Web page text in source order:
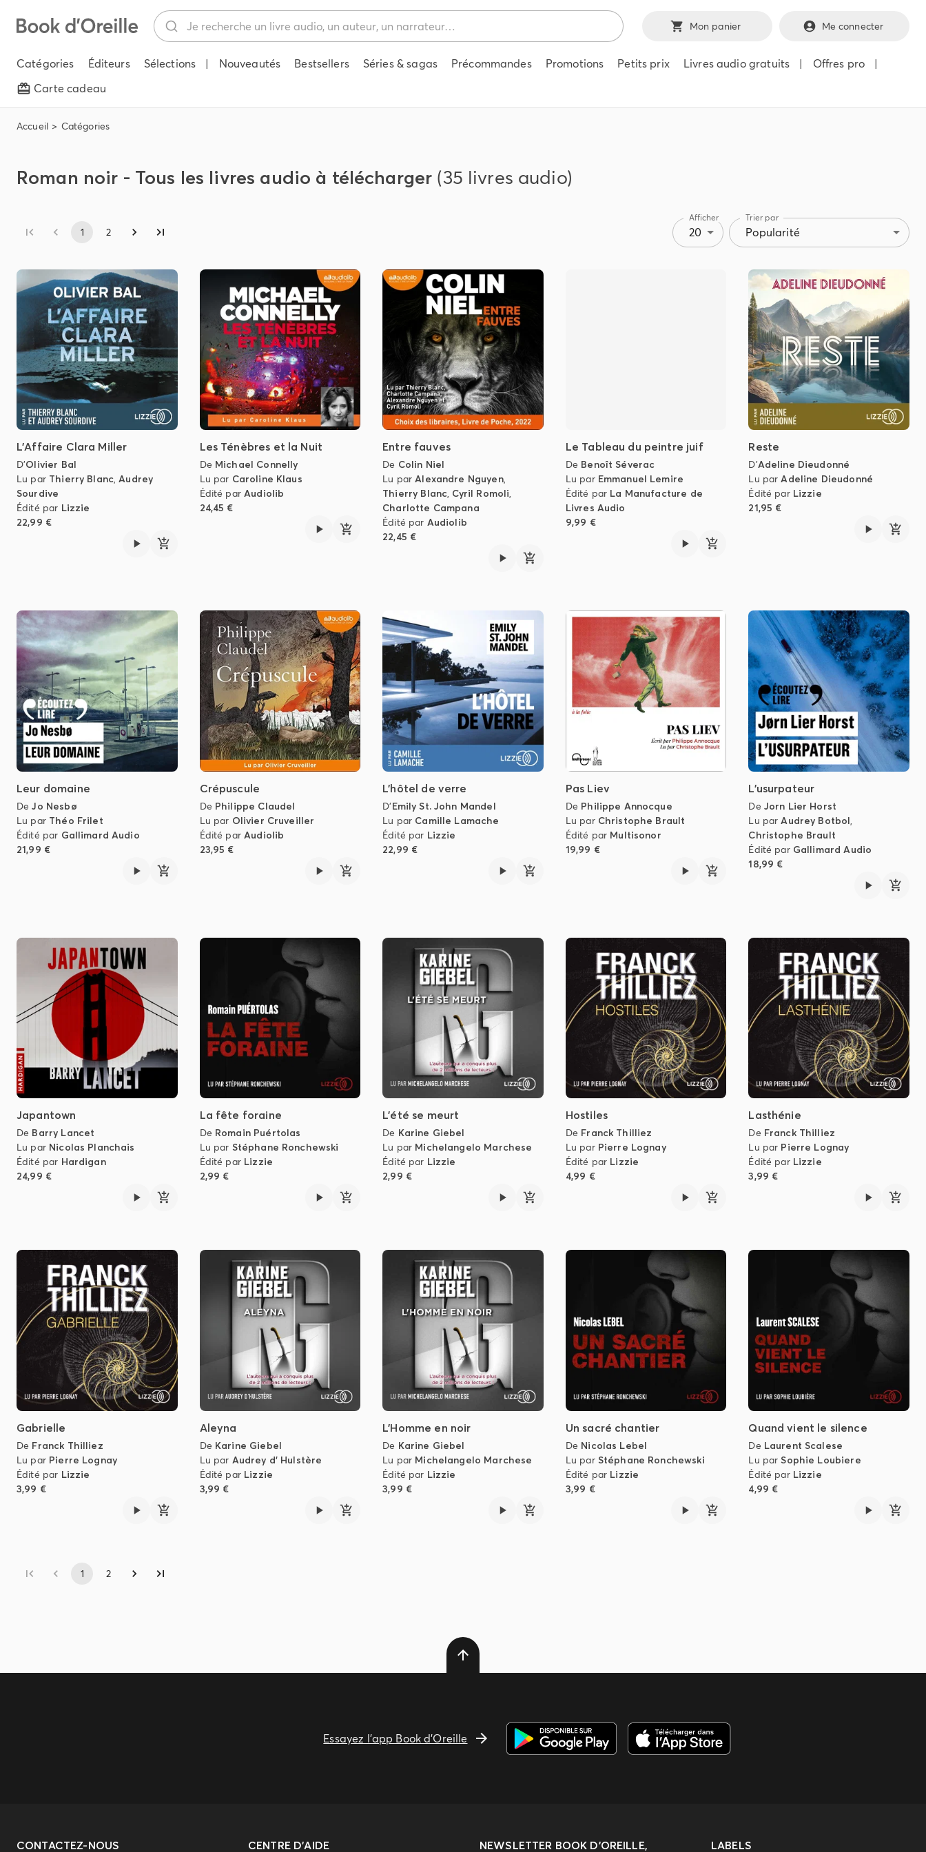
Mon panier Me connecter
Catégories Éditeurs Sélections | Nouveautés Bestsellers Séries & sagas Précommandes Promotions Petits prix Livres audio gratuits | Offres pro
|
Carte cadeau
Accueil Catégories
Roman noir - Tous les livres audio à télécharger (35 livres audio)
1 2
Afficher
20
Trier par
Popularité
L'Affaire Clara Miller
D'Olivier Bal
Lu par Thierry Blanc,Audrey
Sourdive
Édité par Lizzie
22,99 €
Les Ténèbres et la Nuit
De Michael Connelly
Lu par Caroline Klaus
Édité parAudiolib
24,45 €
Entre fauves
De Colin Niel
Lu parAlexandre Nguyen,
Thierry Blanc, Cyril Romoli,
Charlotte Campana
Édité par Audiolib
22,45 €
Le Tableau du peintre juif
De Benoît Séverac
Lu par Emmanuel Lemire
Édité par La Manufacture de
Livres Audio
9,99 €
Reste
D'Adeline Dieudonné
Lu parAdeline Dieudonné
Édité par Lizzie
21,95 €
Leur domaine
DeJo Nesbø
Lu par Théo Frilet
Édité par Gallimard Audio
21,99 €
Crépuscule
De Philippe Claudel
Lu par Olivier Cruveiller
Édité parAudiolib
23,95 €
L'hôtel de verre
D'Emily St. John Mandel
Lu par Camille Lamache
Édité par Lizzie
22,99 €
Pas Liev
De Philippe Annocque
Lu par Christophe Brault
Édité par Multisonor
19,99 €
L'usurpateur
De Jorn Lier Horst
Lu parAudrey Botbol,
Christophe Brault
Édité par Gallimard Audio
18,99 €
Japantown
De Barry Lancet
Lu par Nicolas Planchais
Édité par Hardigan
24,99 €
La fête foraine
De Romain Puértolas
Lu par Stéphane Ronchewski
Édité par Lizzie
2,99 €
L'été se meurt
De Karine Giebel
Lu par Michelangelo Marchese
Édité par Lizzie
2,99 €
Hostiles
De Franck Thilliez
Lu par Pierre Lognay
Édité par Lizzie
4,99 €
Lasthénie
De Franck Thilliez
Lu par Pierre Lognay
Édité par Lizzie
3,99 €
Gabrielle
De Franck Thilliez
Lu par Pierre Lognay
Édité par Lizzie
3,99 €
Aleyna
De Karine Giebel
Lu par Audrey d' Hulstère
Édité par Lizzie
3,99 €
L'Homme en noir
De Karine Giebel
Lu par Michelangelo Marchese
Édité par Lizzie
3,99 €
Un sacré chantier
De Nicolas Lebel
Lu par Stéphane Ronchewski
Édité par Lizzie
3,99 €
Quand vient le silence
De Laurent Scalese
Lu par Sophie Loubiere
Édité par Lizzie
4,99 €
1 2
Essayez l'app Book d'Oreille
CONTACTEZ-NOUS CENTRE D'AIDE NEWSLETTER BOOK D’OREILLE, LABELS